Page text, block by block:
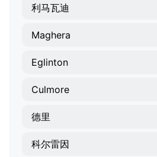
利马瓦迪
Maghera
Eglinton
Culmore
德里
科尔雷因